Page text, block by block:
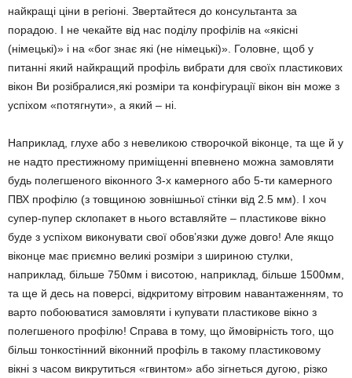
найкращі ціни в регіоні. Звертайтеся до консультанта за
порадою. І не чекайте від нас поділу профілів на «якісні
(німецькі)» і на «бог знає які (не німецькі)». Головне, щоб у
питанні який найкращий профіль вибрати для своїх пластикових
вікон Ви розібралися,які розміри та конфігурації вікон він може з
успіхом «потягнути», а який – ні.
Наприклад, глухе або з невеликою створочкой віконце, та ще й у
не надто престижному приміщенні впевнено можна замовляти
будь полегшеного віконного 3-х камерного або 5-ти камерного
ПВХ профілю (з товщиною зовнішньої стінки від 2.5 мм). І хоч
супер-пупер склопакет в нього вставляйте – пластикове вікно
буде з успіхом виконувати свої обов’язки дуже довго! Але якщо
віконце має приємно великі розміри з шириною стулки,
наприклад, більше 750мм і висотою, наприклад, більше 1500мм,
та ще й десь на поверсі, відкритому вітровим навантаженням, то
варто побоюватися замовляти і купувати пластикове вікно з
полегшеного профілю! Справа в тому, що ймовірність того, що
більш тонкостінний віконний профіль в такому пластиковому
вікні з часом викрутиться «гвинтом» або зігнеться дугою, різко